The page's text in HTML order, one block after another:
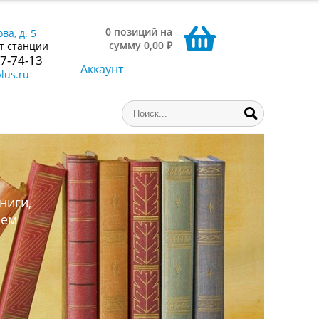
д. 5
станции
74-13
0 позиций на
сумму 0,00 ₽
Аккаунт